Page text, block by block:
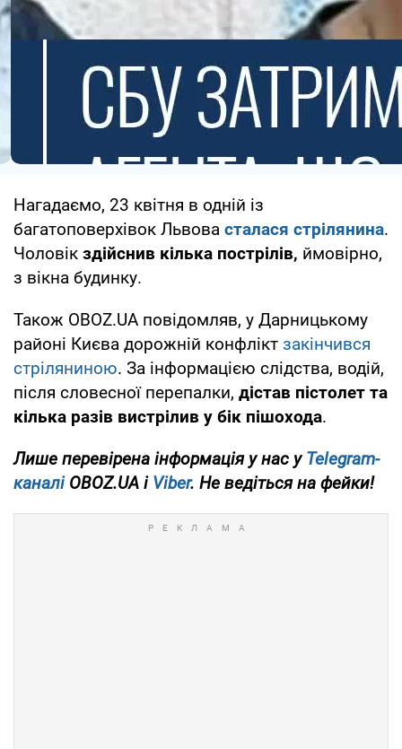
Нагадаємо, 23 квітня в одній із
багатоповерхівок Львова сталася стрілянина.
Чоловік здійснив кілька пострілів, ймовірно,
з вікна будинку.
Також OBOZ.UA повідомляв, у Дарницькому
районі Києва дорожній конфлікт закінчився
стріляниною. За інформацією слідства, водій,
після словесної перепалки, дістав пістолет та
кілька разів вистрілив у бік пішохода.
Лише перевірена інформація у нас уTelegram-
каналіOBOZ.UA і Viber. Не ведіться на фейки!